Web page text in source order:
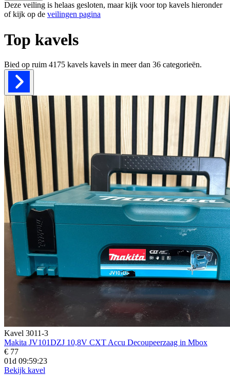
Deze veiling is helaas gesloten, maar kijk voor top kavels hieronder
of kijk op de veilingen pagina
Top kavels
Bied op ruim 4175 kavels kavels in meer dan 36 categorieën.
Kavel 3011-3
Makita JV101DZJ 10,8V CXT Accu Decoupeerzaag in Mbox
€ 77
01d 09:59:21
Bekijk kavel